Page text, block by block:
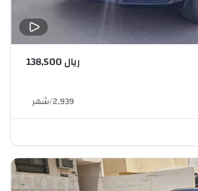
ريال 138,500
2,939
/شهر